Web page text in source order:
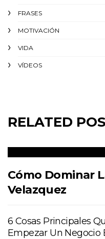
FRASES
MOTIVACIÓN
VIDA
VÍDEOS
RELATED
Cómo Dominar
Velazquez
6 Cosas Principales
Empezar Un Negocio